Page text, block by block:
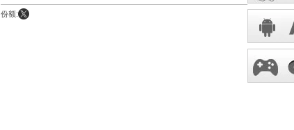
份额: